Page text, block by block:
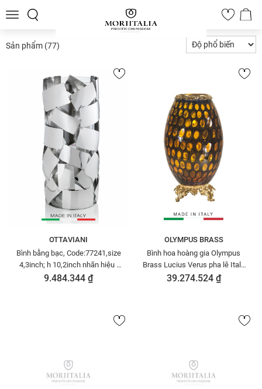
Toggle
0
Sản phẩm (77)
OTTAVIANI
Bình bằng bạc, Code:77241,size
4,3inch; h 10,2inch nhãn hiệu :
OTTAVIAN-
9.484.344 ₫
OLYMPUS BRASS
Bình hoa hoàng gia Olympus
Brass Lucius Verus pha lê Italy
mạ vàng 24k - 173
39.274.524 ₫